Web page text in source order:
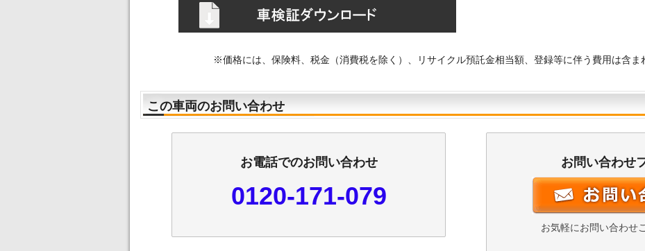
※価格には、保険料、税金（消費税を除く）、リサイクル預託金相当額、登録等に伴う費用は含ま
この車両のお問い合わせ
お電話でのお問い合わせ
0120-171-079
お問い合わせ
お気軽にお問い合わせ